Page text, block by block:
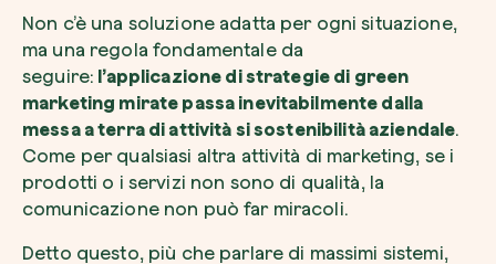
Non c’è una soluzione adatta per ogni situazione,
ma una regola fondamentale da
seguire: l’applicazione di strategie di green
marketing mirate passa inevitabilmente dalla
messa a terra di attività si sostenibilità aziendale.
Come per qualsiasi altra attività di marketing, se i
prodotti o i servizi non sono di qualità, la
comunicazione non può far miracoli.
Detto questo, più che parlare di massimi sistemi,